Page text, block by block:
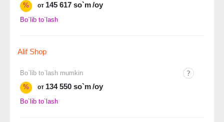
%
от 145 617 so`m/oy
Bo`lib to`lash
Alif Shop
Bo`lib to`lash mumkin
%
от 134 550 so`m/oy
Bo`lib to`lash